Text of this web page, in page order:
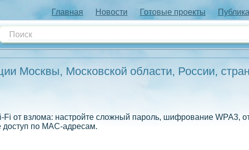
Главная Новости Готовые проекты
Москвы, Московской области, России,
Fi от взлома: настройте сложный пароль, шифрование WPA3,
доступ по MAC-адресам.